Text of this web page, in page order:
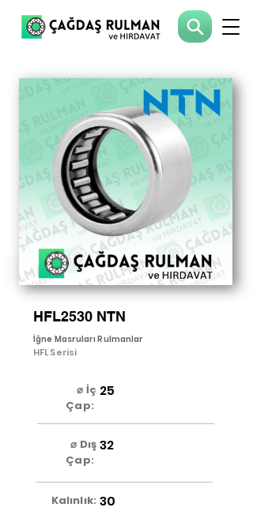
HFL2530 NTN
İğne Masruları Rulmanlar
HFL Serisi
⌀ İç
Çap:
25
⌀ Dış
Çap:
32
Kalınlık: 30